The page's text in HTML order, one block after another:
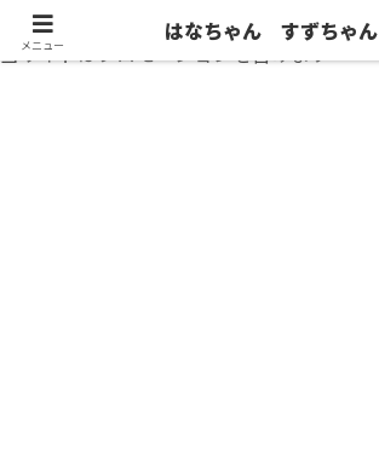
当サイトはプロモーションを含みます
メニュー
はなちゃん すずちゃん